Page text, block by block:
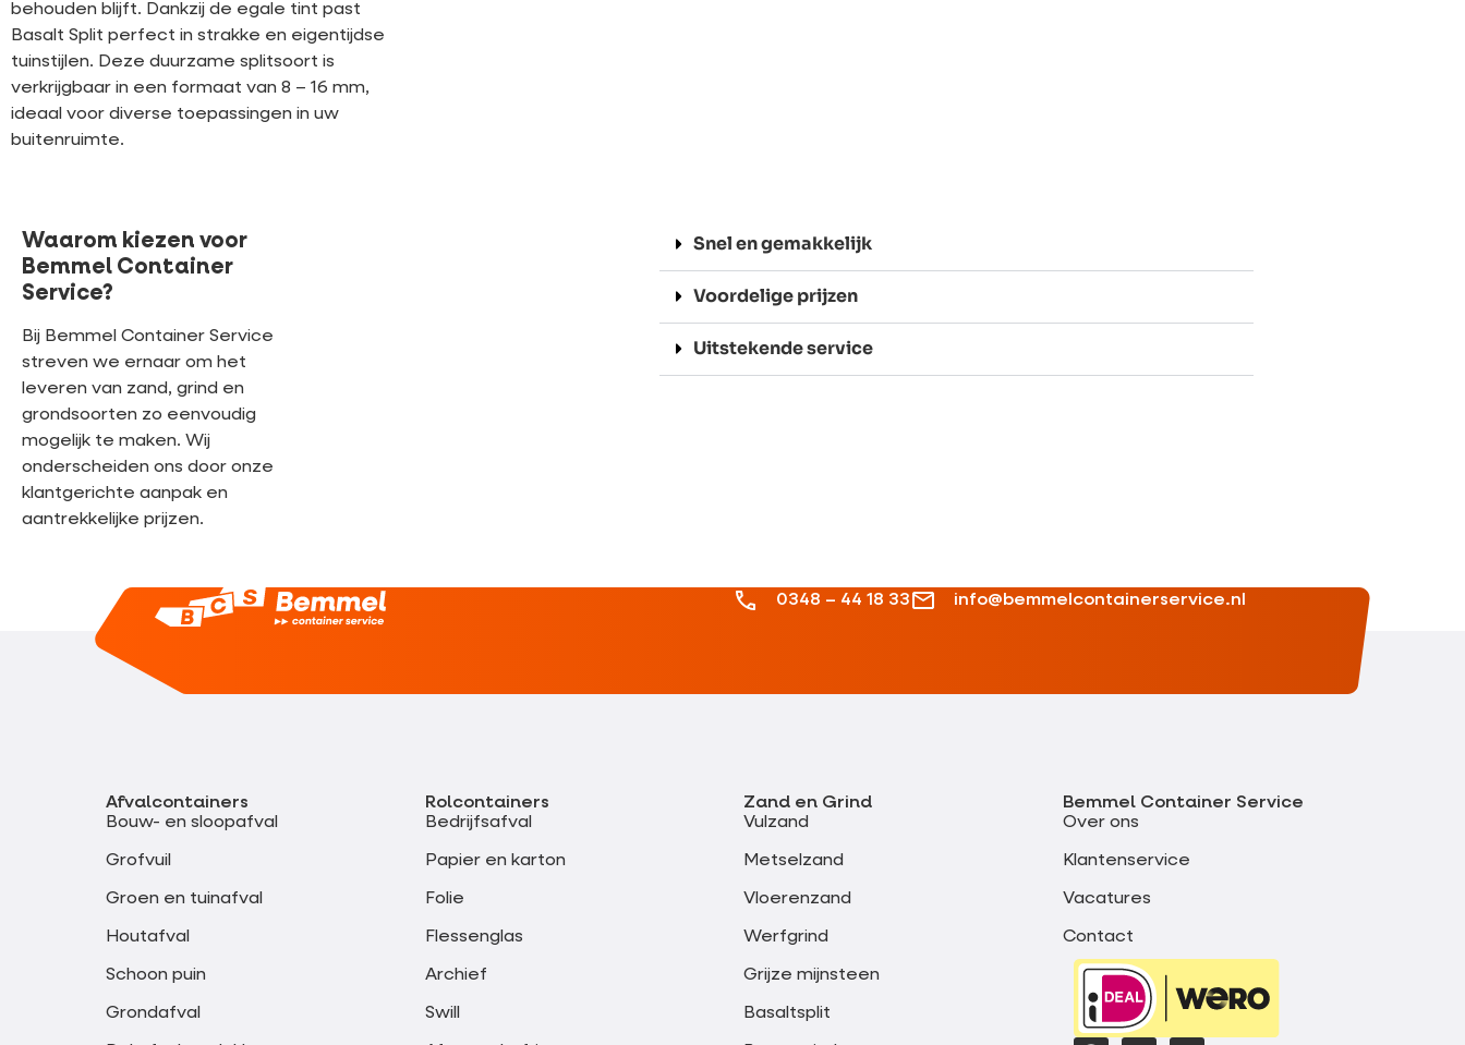
behouden blijft. Dankzij de egale tint past
Basalt Split perfect in strakke en eigentijdse
tuinstijlen. Deze duurzame splitsoort is
verkrijgbaar in een formaat van 8 – 16 mm,
ideaal voor diverse toepassingen in uw
buitenruimte.
Waarom kiezen voor
Bemmel Container
Service?
Bij Bemmel Container Service
streven we ernaar om het
leveren van zand, grind en
grondsoorten zo eenvoudig
mogelijk te maken. Wij
onderscheiden ons door onze
klantgerichte aanpak en
aantrekkelijke prijzen.
Snel en gemakkelijk
Voordelige prijzen
Uitstekende service
0348 – 44 18 33 info@bemmelcontainerservice.nl
Afvalcontainers
Bouw- en sloopafval
Grofvuil
Groen en tuinafval
Houtafval
Schoon puin
Grondafval
Rolcontainers
Bedrijfsafval
Papier en karton
Folie
Flessenglas
Archief
Swill
Zand en Grind
Vulzand
Metselzand
Vloerenzand
Werfgrind
Grijze mijnsteen
Basaltsplit
Bemmel Container Service
Over ons
Klantenservice
Vacatures
Contact